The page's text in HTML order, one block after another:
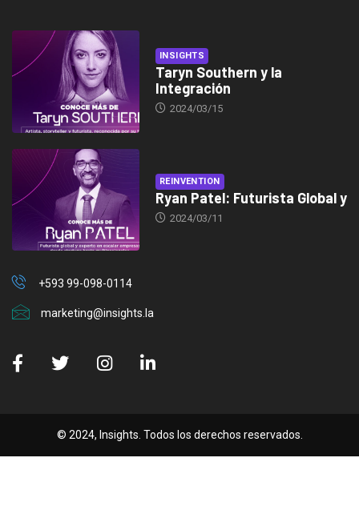
INSIGHTS
Taryn Southern y la
Integración
2024/03/15
REINVENTION
Ryan Patel: Futurista Global y
2024/03/11
+593 99-098-0114
marketing@insights.la
© 2024, Insights. Todos los derechos reservados.